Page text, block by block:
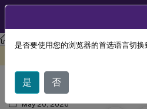
XenApp and XenDesktop
配置和管理
May 20, 2026
是否要使用您的浏览器的首选语言切换
是 否